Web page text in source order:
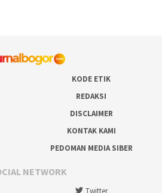
KODE ETIK
REDAKSI
DISCLAIMER
KONTAK KAMI
PEDOMAN MEDIA SIBER
NETWORK
Twitter